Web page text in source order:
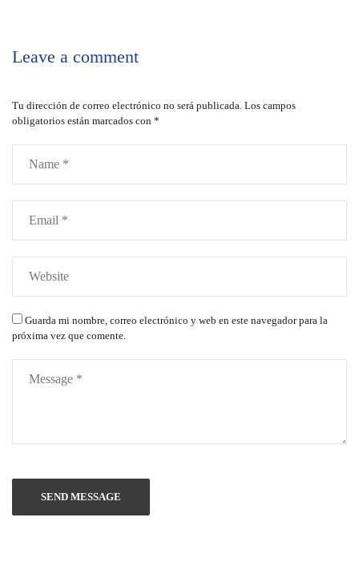
Leave a comment
Tu dirección de correo electrónico no será publicada. Los campos
obligatorios están marcados con *
Guarda mi nombre, correo electrónico y web en este navegador para la
próxima vez que comente.